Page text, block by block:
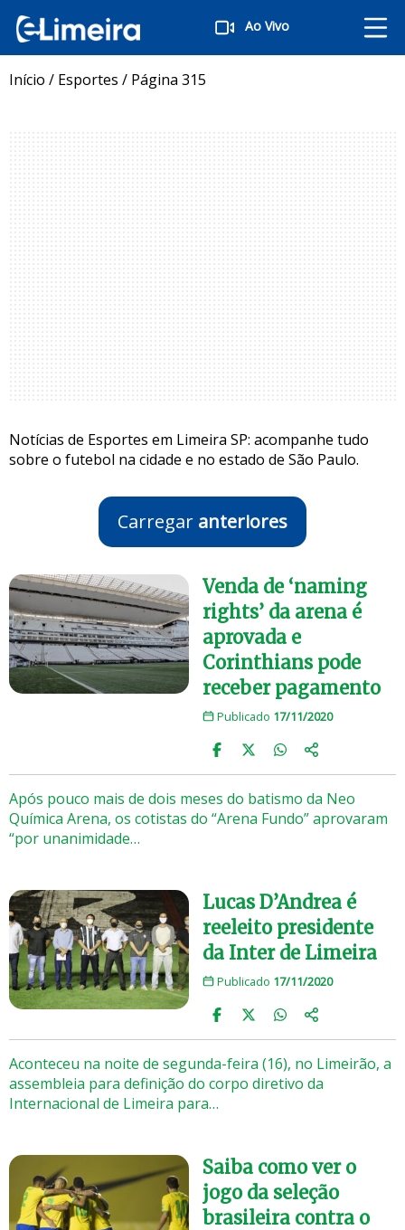
Ao Vivo
Início / Esportes / Página 315
Notícias de Esportes em Limeira SP: acompanhe tudo
sobre o futebol na cidade e no estado de São Paulo.
Carregar anteriores
Venda de ‘naming
rights’ da arena é
aprovada e
Corinthians pode
receber pagamento
Publicado 17/11/2020
Após pouco mais de dois meses do batismo da Neo
Química Arena, os cotistas do “Arena Fundo” aprovaram
“por unanimidade…
Lucas D’Andrea é
reeleito presidente
da Inter de Limeira
Publicado 17/11/2020
Aconteceu na noite de segunda-feira (16), no Limeirão, a
assembleia para definição do corpo diretivo da
Internacional de Limeira para…
Saiba como ver o
jogo da seleção
brasileira contra o